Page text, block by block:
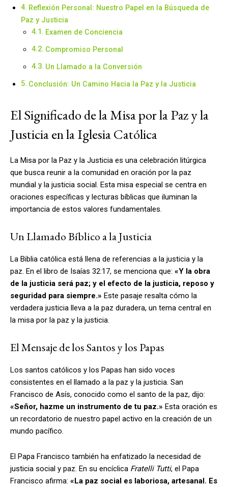
Reflexión Personal: Nuestro Papel en la Búsqueda de
Paz y Justicia
Examen de Conciencia
Compromiso Personal
Un Llamado a la Conversión
Conclusión: Un Camino Hacia la Paz y la Justicia
El Significado de la Misa por la Paz y la
Justicia en la Iglesia Católica
La Misa por la Paz y la Justicia es una celebración litúrgica
que busca reunir a la comunidad en oración por la paz
mundial y la justicia social. Esta misa especial se centra en
oraciones específicas y lecturas bíblicas que iluminan la
importancia de estos valores fundamentales.
Un Llamado Bíblico a la Justicia
La Biblia católica está llena de referencias a la justicia y la
paz. En el libro de Isaías 32:17, se menciona que: «Y la obra
de la justicia será paz; y el efecto de la justicia, reposo y
seguridad para siempre.» Este pasaje resalta cómo la
verdadera justicia lleva a la paz duradera, un tema central en
la misa por la paz y la justicia.
El Mensaje de los Santos y los Papas
Los santos católicos y los Papas han sido voces
consistentes en el llamado a la paz y la justicia. San
Francisco de Asís, conocido como el santo de la paz, dijo:
«Señor, hazme un instrumento de tu paz.» Esta oración es
un recordatorio de nuestro papel activo en la creación de un
mundo pacífico.
El Papa Francisco también ha enfatizado la necesidad de
justicia social y paz. En su encíclica Fratelli Tutti, el Papa
Francisco afirma: «La paz social es laboriosa, artesanal. Es